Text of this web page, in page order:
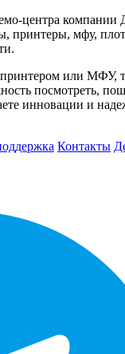
центра
принтеры, мфу,
или МФУ,
посмотреть,
инновации и
Контакты